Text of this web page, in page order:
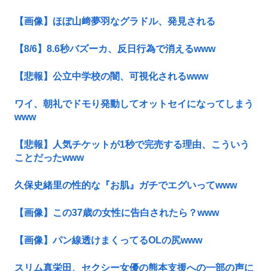
【画像】ほぼ山﨑夢羽なグラドル、発見される
【8/6】8.6秒バズーカ、反日行為で消えるwww
【悲報】公立中学校の闇、可視化されるwww
ワイ、朝礼でドモり発動してオットセイになってしまう
www
【悲報】人気チケットが1秒で完売する理由、こういう
ことだったwww
久保史緒里の性的な『お肌』ガチでエグいってwww
【画像】この37歳の女性に告白されたら？www
【画像】パン線透けまくってるOLの尻www
スリム真栄田、セクシー女優の熊本支援への一部の声に